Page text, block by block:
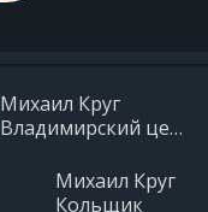
Михаил Круг
Владимирский централ
Михаил Круг
Кольщик